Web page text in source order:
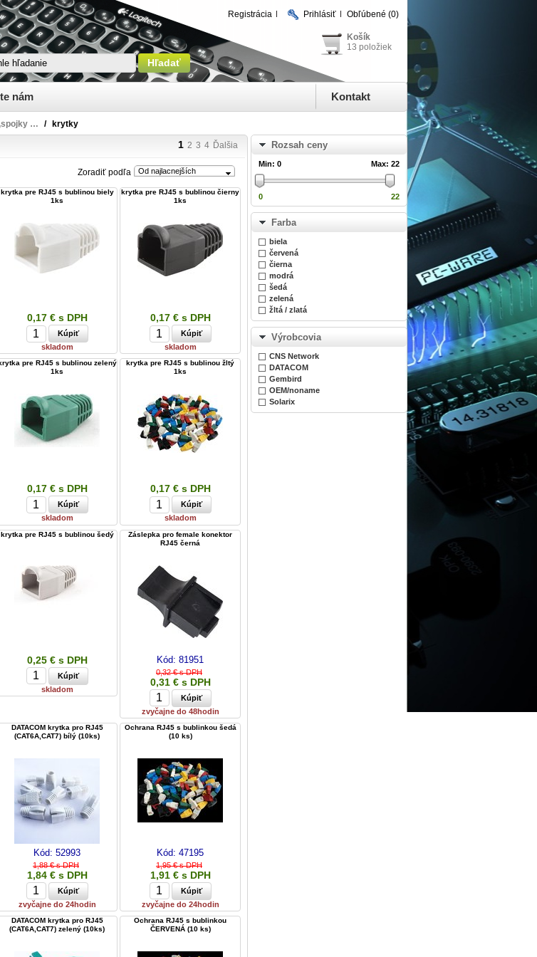
Registrácia Prihlásiť Obľúbené (0)
Košík
13 položiek
nám Kontakt
… / krytky
1 2 3 4 Ďalšia
Zoradiť podľa Od najlacnejších
krytka pre RJ45 s bublinou biely
1ks
0,17 € s DPH
skladom
krytka pre RJ45 s bublinou čierny
1ks
0,17 € s DPH
skladom
pre RJ45 s bublinou zelený
1ks
0,17 € s DPH
skladom
krytka pre RJ45 s bublinou žltý
1ks
0,17 € s DPH
skladom
krytka pre RJ45 s bublinou šedý
0,25 € s DPH
skladom
Záslepka pro female konektor
RJ45 černá
Kód: 81951
0,32 € s DPH
0,31 € s DPH
zvyčajne do 48hodin
DATACOM krytka pro RJ45
(CAT6A,CAT7) bílý (10ks)
Kód: 52993
1,88 € s DPH
1,84 € s DPH
zvyčajne do 24hodin
Ochrana RJ45 s bublinkou šedá
(10 ks)
Kód: 47195
1,95 € s DPH
1,91 € s DPH
zvyčajne do 24hodin
DATACOM krytka pro RJ45
(CAT6A,CAT7) zelený (10ks)
Ochrana RJ45 s bublinkou
ČERVENÁ (10 ks)
Rozsah ceny
Min: 0 Max: 22
0 22
Farba
biela
červená
čierna
modrá
šedá
zelená
žltá / zlatá
Výrobcovia
CNS Network
DATACOM
Gembird
OEM/noname
Solarix